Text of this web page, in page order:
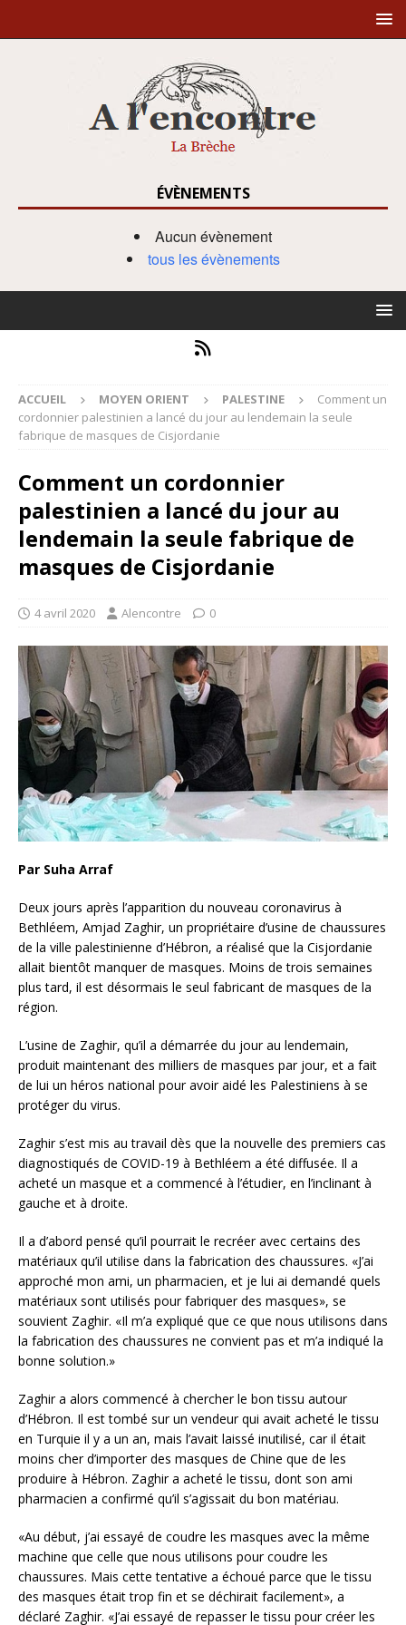
ÉVÈNEMENTS
Aucun évènement
tous les évènements
ACCUEIL MOYEN ORIENT PALESTINE
Comment un
cordonnier palestinien a lancé du jour au lendemain la seule
fabrique de masques de Cisjordanie
Comment un cordonnier
palestinien a lancé du jour au
lendemain la seule fabrique de
masques de Cisjordanie
4 avril 2020 Alencontre 0
Par Suha Arraf
Deux jours après l’apparition du nouveau coronavirus à
Bethléem, Amjad Zaghir, un propriétaire d’usine de chaussures
de la ville palestinienne d’Hébron, a réalisé que la Cisjordanie
allait bientôt manquer de masques. Moins de trois semaines
plus tard, il est désormais le seul fabricant de masques de la
région.
L’usine de Zaghir, qu’il a démarrée du jour au lendemain,
produit maintenant des milliers de masques par jour, et a fait
de lui un héros national pour avoir aidé les Palestiniens à se
protéger du virus.
Zaghir s’est mis au travail dès que la nouvelle des premiers cas
diagnostiqués de COVID-19 à Bethléem a été diffusée. Il a
acheté un masque et a commencé à l’étudier, en l’inclinant à
gauche et à droite.
Il a d’abord pensé qu’il pourrait le recréer avec certains des
matériaux qu’il utilise dans la fabrication des chaussures. «J’ai
approché mon ami, un pharmacien, et je lui ai demandé quels
matériaux sont utilisés pour fabriquer des masques», se
souvient Zaghir. «Il m’a expliqué que ce que nous utilisons dans
la fabrication des chaussures ne convient pas et m’a indiqué la
bonne solution.»
Zaghir a alors commencé à chercher le bon tissu autour
d’Hébron. Il est tombé sur un vendeur qui avait acheté le tissu
en Turquie il y a un an, mais l’avait laissé inutilisé, car il était
moins cher d’importer des masques de Chine que de les
produire à Hébron. Zaghir a acheté le tissu, dont son ami
pharmacien a confirmé qu’il s’agissait du bon matériau.
«Au début, j’ai essayé de coudre les masques avec la même
machine que celle que nous utilisons pour coudre les
chaussures. Mais cette tentative a échoué parce que le tissu
des masques était trop fin et se déchirait facilement», a
déclaré Zaghir. «J’ai essayé de repasser le tissu pour créer les